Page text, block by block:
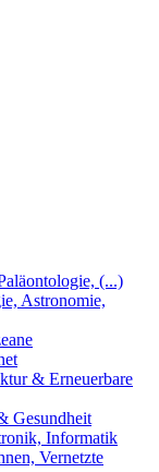
(...)
Astronomie,
& Erneuerbare
Gesundheit
Informatik
Vernetzte